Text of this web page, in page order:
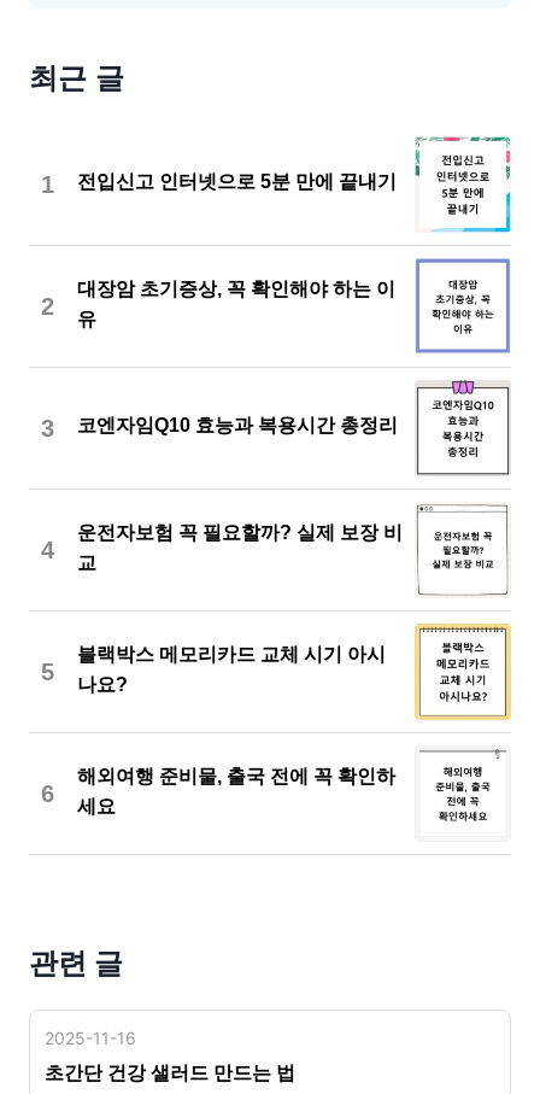
최근 글
1 전입신고 인터넷으로 5분 만에 끝내기
2
대장암 초기증상, 꼭 확인해야 하는 이
유
3 코엔자임Q10 효능과 복용시간 총정리
4
운전자보험 꼭 필요할까? 실제 보장 비
교
5
블랙박스 메모리카드 교체 시기 아시
나요?
6
해외여행 준비물, 출국 전에 꼭 확인하
세요
관련 글
2025-11-16
초간단 건강 샐러드 만드는 법